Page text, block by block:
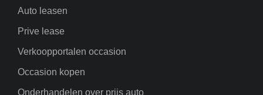
Auto leasen
Prive lease
Verkoopportalen occasion
Occasion kopen
Onderhandelen over prijs auto